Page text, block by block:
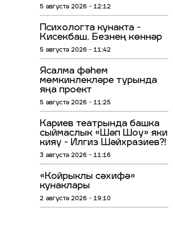
5 августа 2026 - 12:12
Психологта кунакта -
Кисекбаш. Безнең көннәр
5 августа 2026 - 11:42
Ясалма фәһем
мөмкинлекләре турында
яңа проект
5 августа 2026 - 11:25
Кариев театрында башка
сыймаслык «Шәп Шоу» яки
кияү - Илгиз Шәйхразиев?!
3 августа 2026 - 11:16
«Койрыклы сәхифә»
кунаклары
2 августа 2026 - 19:10